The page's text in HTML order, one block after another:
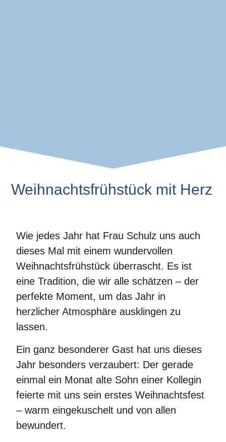
Weihnachtsfrühstück mit Herz
Wie jedes Jahr hat Frau Schulz uns auch
dieses Mal mit einem wundervollen
Weihnachtsfrühstück überrascht. Es ist
eine Tradition, die wir alle schätzen – der
perfekte Moment, um das Jahr in
herzlicher Atmosphäre ausklingen zu
lassen.
Ein ganz besonderer Gast hat uns dieses
Jahr besonders verzaubert: Der gerade
einmal ein Monat alte Sohn einer Kollegin
feierte mit uns sein erstes Weihnachtsfest
– warm eingekuschelt und von allen
bewundert.